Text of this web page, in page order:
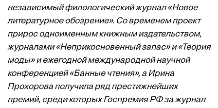
независимый филологический журнал «Новое
литературное обозрение». Со временем проект
прирос одноименным книжным издательством,
журналами «Неприкосновенный запас» и «Теория
моды» и ежегодной международной научной
конференцией «Банные чтения», а Ирина
Прохорова получила ряд престижнейших
премий, среди которых Госпремия РФ за журнал